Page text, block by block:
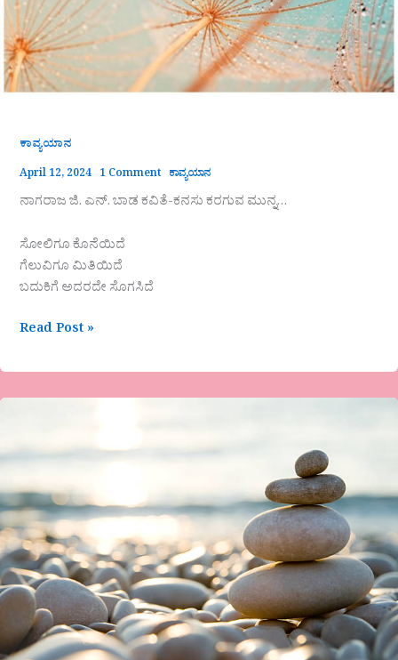
ಕಾವ್ಯಯಾನ
April 12, 2024 1 Comment ಕಾವ್ಯಯಾನ
ನಾಗರಾಜ ಜಿ. ಎನ್. ಬಾಡ ಕವಿತೆ-ಕನಸು ಕರಗುವ ಮುನ್ನ…
ಸೋಲಿಗೂ ಕೊನೆಯಿದೆ
ಗೆಲುವಿಗೂ ಮಿತಿಯಿದೆ
ಬದುಕಿಗೆ ಅದರದೇ ಸೊಗಸಿದೆ
Read Post »
ಲೋಹಿತೇಶ್ವರಿ
ಪಿ
ವಿಶೇಷ
ಲೇಖನ